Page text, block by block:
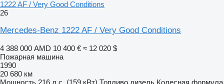
1222 AF / Very Good Conditions
26
Mercedes-Benz 1222 AF / Very Good Conditions
4 388 000 AMD 10 400 € ≈ 12 020 $
Пожарная машина
1990
20 680 км
Мощность 216 л.с. (159 кВт) Топливо дизель Колесная формула